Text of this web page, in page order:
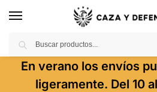
En verano los envíos
ligeramente. Del 10